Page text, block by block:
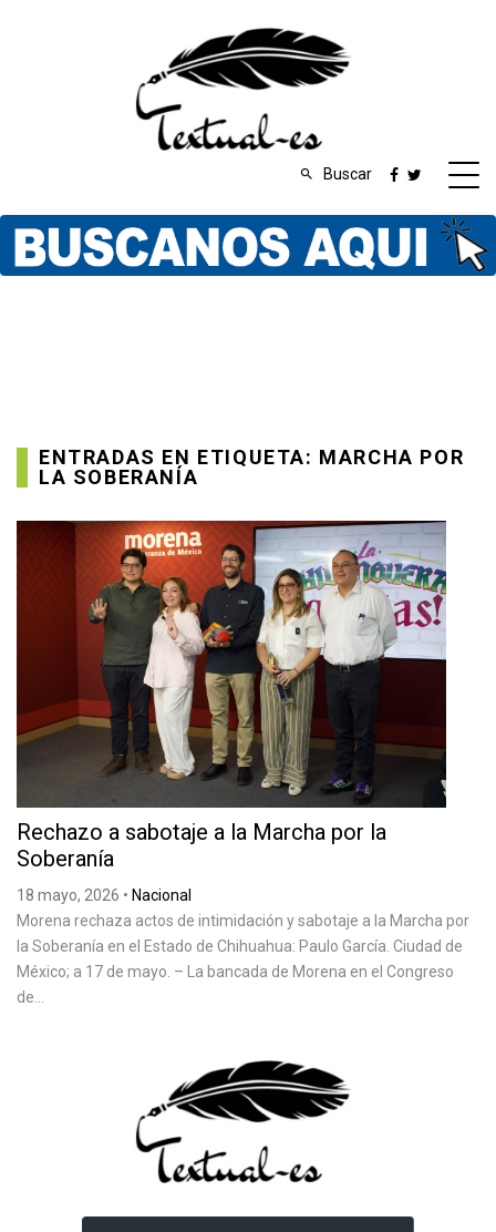
Buscar
ENTRADAS EN ETIQUETA: MARCHA POR
LA SOBERANÍA
Rechazo a sabotaje a la Marcha por la
Soberanía
18 mayo, 2026 • Nacional
Morena rechaza actos de intimidación y sabotaje a la Marcha por
la Soberanía en el Estado de Chihuahua: Paulo García. Ciudad de
México; a 17 de mayo. – La bancada de Morena en el Congreso
de...